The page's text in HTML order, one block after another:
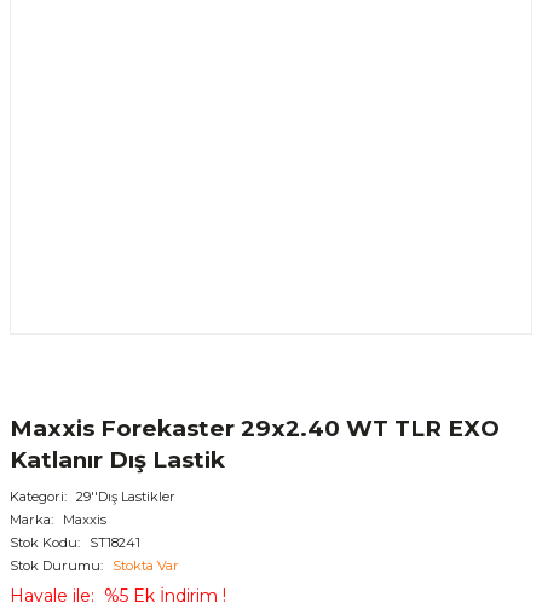
Maxxis Forekaster 29x2.40 WT TLR EXO
Katlanır Dış Lastik
Kategori
29''Dış Lastikler
Marka
Maxxis
Stok Kodu
ST18241
Stok Durumu
Stokta Var
Havale ile %5 Ek İndirim !